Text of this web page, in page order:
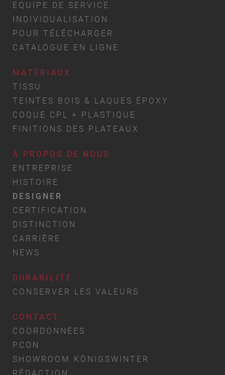
EQUIPE DE SERVICE
INDIVIDUALISATION
POUR TÉLÉCHARGER
CATALOGUE EN LIGNE
MATÉRIAUX
TISSU
TEINTES BOIS & LAQUES ÉPOXY
COQUE CPL + PLASTIQUE
FINITIONS DES PLATEAUX
À PROPOS DE NOUS
ENTREPRISE
HISTOIRE
DESIGNER
CERTIFICATION
DISTINCTION
CARRIÈRE
NEWS
DURABILITÉ
CONSERVER LES VALEURS
CONTACT
COORDONNÉES
PCON
SHOWROOM KÖNIGSWINTER